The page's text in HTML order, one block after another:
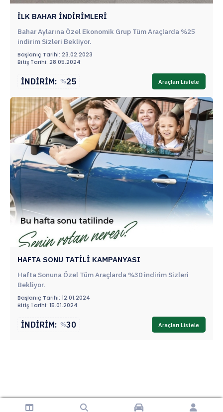
İLK BAHAR İNDİRİMLERİ
Bahar Aylarına Özel Ekonomik Grup Tüm Araçlarda %25
indirim Sizleri Bekliyor.
Başlanıç Tarihi: 23.02.2023
Bitiş Tarihi: 28.05.2024
İNDİRİM: %25 Araçları Listele
HAFTA SONU TATİLİ KAMPANYASI
Hafta Sonuna Özel Tüm Araçlarda %30 indirim Sizleri
Bekliyor.
Başlanıç Tarihi: 12.01.2024
Bitiş Tarihi: 15.01.2024
İNDİRİM: %30 Araçları Listele